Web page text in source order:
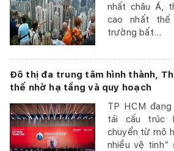
nhất châu Á,
cao nhất
trường bất...
Đô thị đa trung tâm hình thành,
thế nhờ hạ tầng và quy hoạch
TP HCM
tái cấu trúc
chuyển từ mô
nhiều vệ tinh”